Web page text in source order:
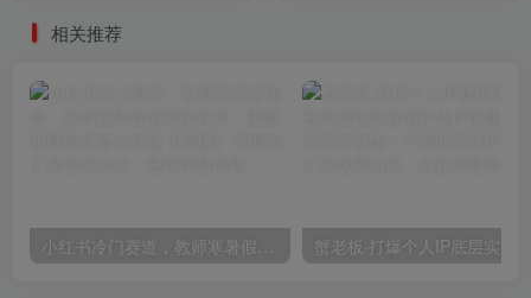
相关推荐
小红书冷门赛道，教师寒暑假项目，多种连环套的变现方式，还能矩阵操作放大收益【揭秘】